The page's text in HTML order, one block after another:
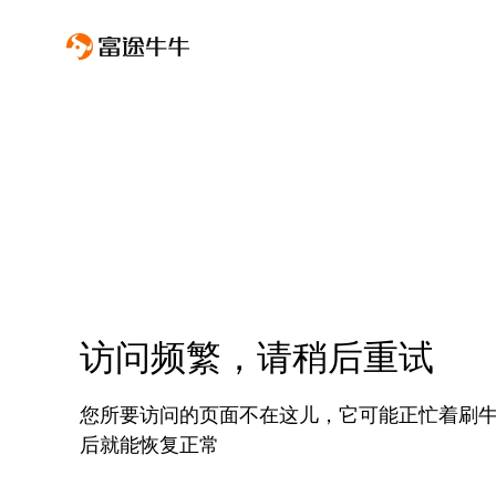
访问频繁，请稍后重试
您所要访问的页面不在这儿，它可能正忙着刷
后就能恢复正常